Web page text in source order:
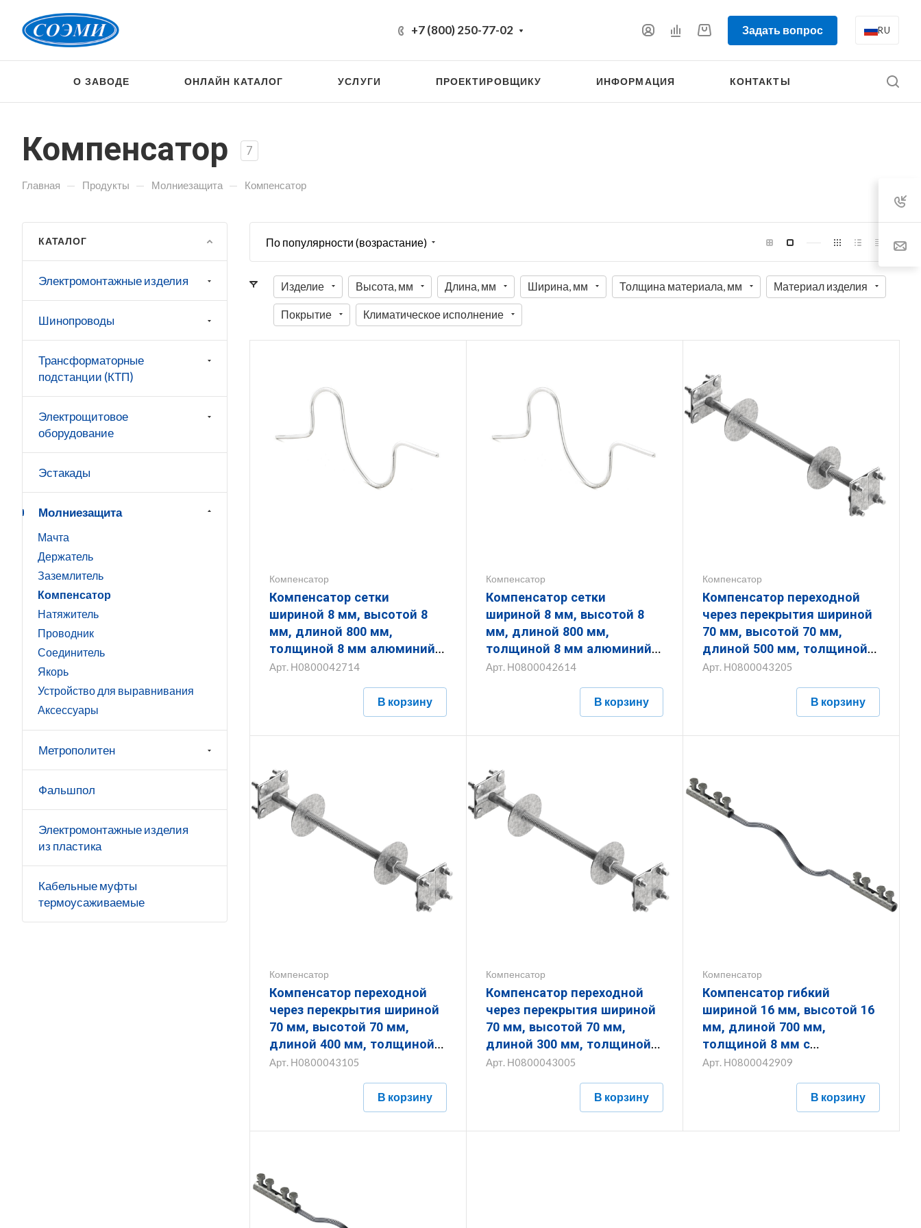
+7 (800) 250-77-02 Задать вопрос RU
О ЗАВОДЕ ОНЛАЙН КАТАЛОГ УСЛУГИ ПРОЕКТИРОВЩИКУ ИНФОРМАЦИЯ КОНТАКТЫ
Компенсатор 7
Главная — Продукты — Молниезащита — Компенсатор
По популярности (возрастание)
Изделие Высота, мм Длина, мм Ширина, мм Толщина материала, мм Материал изделия
Покрытие Климатическое исполнение
Компенсатор
Компенсатор сетки
шириной 8 мм, высотой 8
мм, длиной 800 мм,
толщиной 8 мм алюминий
ЗКС.8.8.800.8.14
Арт. Н0800042714
В корзину
Компенсатор
Компенсатор сетки
шириной 8 мм, высотой 8
мм, длиной 800 мм,
толщиной 8 мм алюминий
ЗКС.8.8.800.8.14
Арт. Н0800042614
В корзину
Компенсатор
Компенсатор переходной
через перекрытия шириной
70 мм, высотой 70 мм,
длиной 500 мм, толщиной
16 мм с гальванопокрытием
Арт. Н0800043205
В корзину
Компенсатор
Компенсатор переходной
через перекрытия шириной
70 мм, высотой 70 мм,
длиной 400 мм, толщиной
16 мм с гальванопокрытием
Арт. Н0800043105
В корзину
Компенсатор
Компенсатор переходной
через перекрытия шириной
70 мм, высотой 70 мм,
длиной 300 мм, толщиной
16 мм с гальванопокрытием
Арт. Н0800043005
В корзину
Компенсатор
Компенсатор гибкий
шириной 16 мм, высотой 16
мм, длиной 700 мм,
толщиной 8 мм с
термодиффузионным
Арт. Н0800042909
В корзину
КАТАЛОГ
Электромонтажные изделия
Шинопроводы
Трансформаторные
подстанции (КТП)
Электрощитовое
оборудование
Эстакады
Молниезащита
Мачта
Держатель
Заземлитель
Компенсатор
Натяжитель
Проводник
Соединитель
Якорь
Устройство для выравнивания
Аксессуары
Метрополитен
Фальшпол
Электромонтажные изделия
из пластика
Кабельные муфты
термоусаживаемые